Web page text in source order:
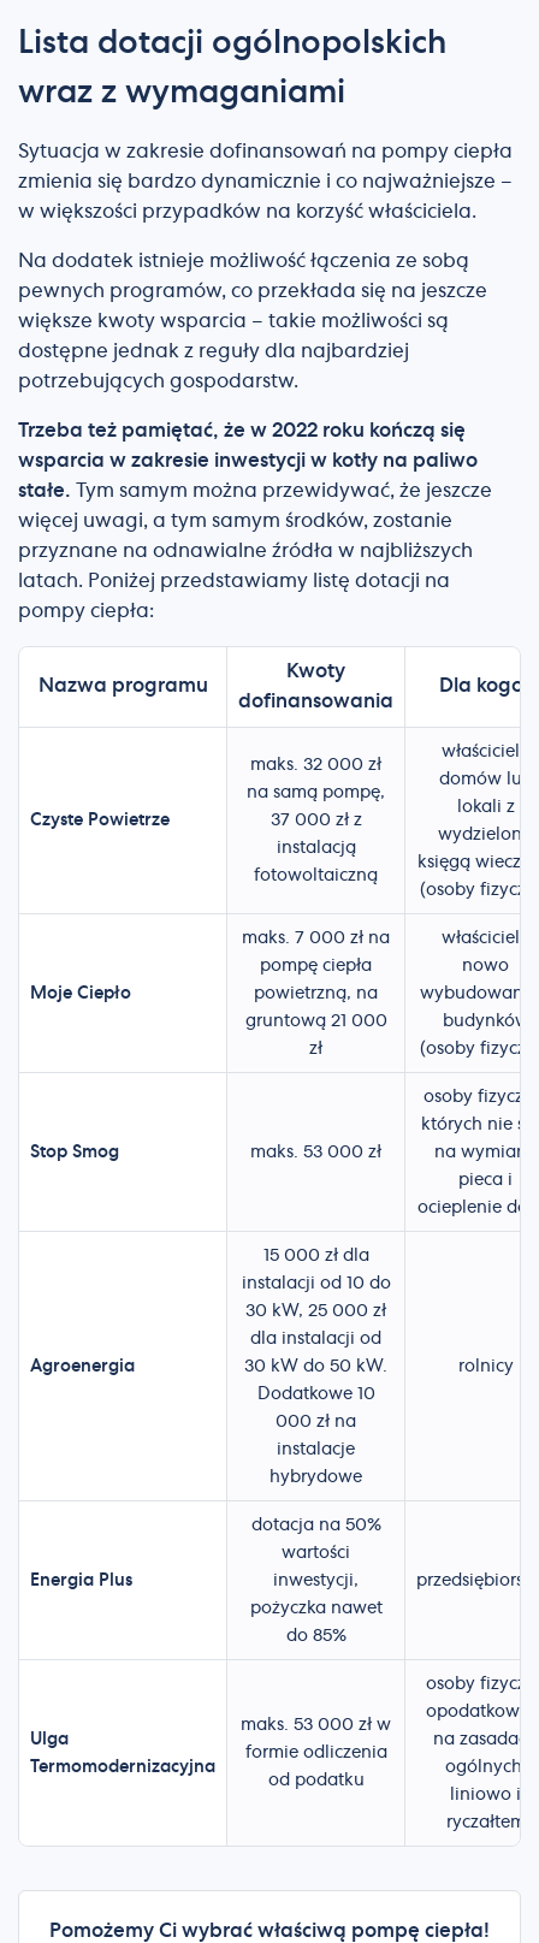
Lista dotacji ogólnopolskich
wraz z wymaganiami
Sytuacja w zakresie dofinansowań na pompy ciepła
zmienia się bardzo dynamicznie i co najważniejsze –
w większości przypadków na korzyść właściciela.
Na dodatek istnieje możliwość łączenia ze sobą
pewnych programów, co przekłada się na jeszcze
większe kwoty wsparcia – takie możliwości są
dostępne jednak z reguły dla najbardziej
potrzebujących gospodarstw.
Trzeba też pamiętać, że w 2022 roku kończą się
wsparcia w zakresie inwestycji w kotły na paliwo
stałe. Tym samym można przewidywać, że jeszcze
więcej uwagi, a tym samym środków, zostanie
przyznane na odnawialne źródła w najbliższych
latach. Poniżej przedstawiamy listę dotacji na
pompy ciepła:
Nazwa programu
Kwoty
dofinansowania
Dla kogo?
Czyste Powietrze
maks. 32 000 zł
na samą pompę,
37 000 zł z
instalacją
fotowoltaiczną
właściciele
domów lub
lokali z
wydzieloną
księgą
(osoby
Moje Ciepło
maks. 7 000 zł na
pompę ciepła
powietrzną, na
gruntową 21 000
zł
właściciele
nowo
budynków
(osoby
Stop Smog maks. 53 000 zł
osoby
których nie
na wymianę
pieca i
ocieplenie
Agroenergia
15 000 zł dla
instalacji od 10 do
30 kW, 25 000 zł
dla instalacji od
30 kW do 50 kW.
Dodatkowe 10
000 zł na
instalacje
hybrydowe
rolnicy
Energia Plus
dotacja na 50%
wartości
inwestycji,
pożyczka nawet
do 85%
Ulga
Termomodernizacyjna
maks. 53 000 zł w
formie odliczenia
od podatku
osoby
na zasadach
ogólnych,
liniowo i
ryczałtem
Pomożemy Ci wybrać właściwą pompę ciepła!